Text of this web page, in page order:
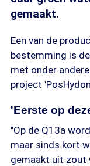
gemaakt.
Een van de
bestemming is
met onder
project
'Eerste op
"Op de Q13a
maar sinds kort
gemaakt uit zout